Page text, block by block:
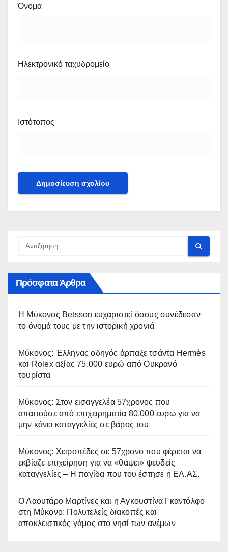
Όνομα
Ηλεκτρονικό ταχυδρομείο
Ιστότοπος
Πρόσφατα Άρθρα
Η Μύκονος Betsson ευχαριστεί όσους συνέδεσαν
το όνομά τους με την ιστορική χρονιά
Μύκονος: Έλληνας οδηγός άρπαξε τσάντα Hermès
και Rolex αξίας 75.000 ευρώ από Ουκρανό
τουρίστα
Μύκονος: Στον εισαγγελέα 57χρονος που
απαιτούσε από επιχειρηματία 80.000 ευρώ για να
μην κάνει καταγγελίες σε βάρος του
Μύκονος: Χειροπέδες σε 57χρονο που φέρεται να
εκβίαζε επιχείρηση για να «θάψει» ψευδείς
καταγγελίες – Η παγίδα που του έστησε η ΕΛ.ΑΣ.
Ο Λαουτάρο Μαρτίνες και η Αγκουστίνα Γκαντόλφο
στη Μύκονο: Πολυτελείς διακοπές και
αποκλειστικός γάμος στο νησί των ανέμων